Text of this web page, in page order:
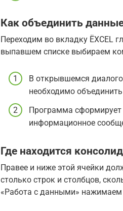
Как объединить
Переходим во вкладку ЁXCEL
выпавшем списке выбираем
В открывшемся
необходимо
Программа
информационное
Где находится
Правее и ниже этой ячейки
столько строк и столбцов,
«Работа с данными» нажимаем